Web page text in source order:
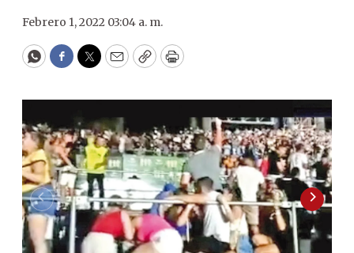
Febrero 1, 2022 03:04 a. m.
WhatsApp
Facebook
Twitter
EmailCopyPrint